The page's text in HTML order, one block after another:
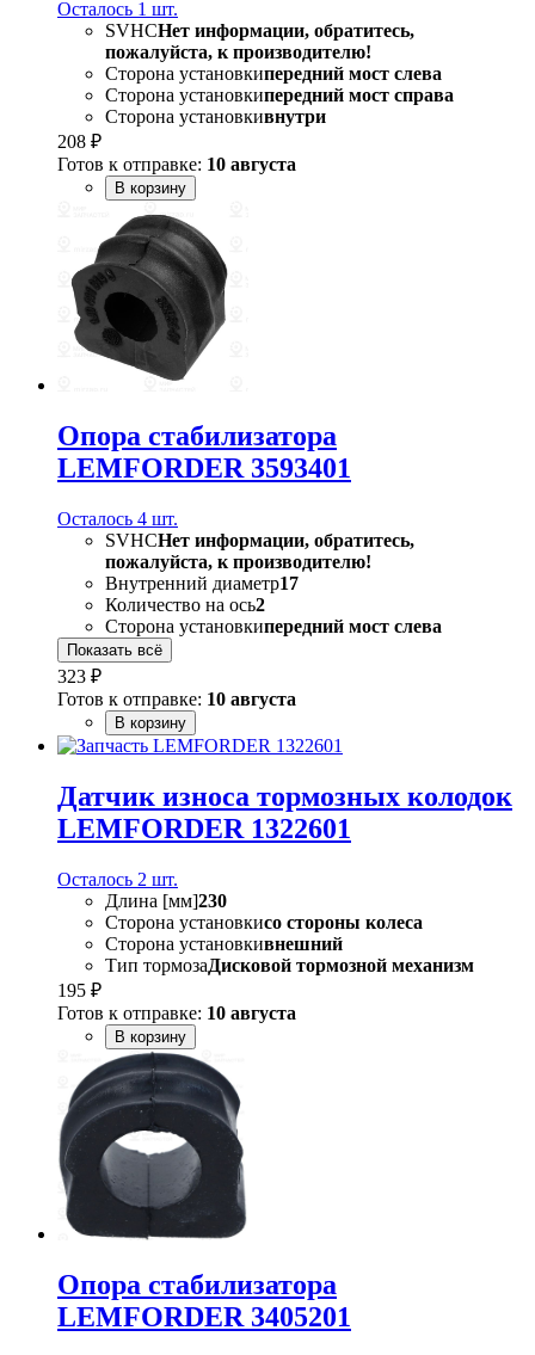
Осталось 1 шт.
SVHCНет информации, обратитесь,
пожалуйста, к производителю!
Сторона установкипередний мост слева
Сторона установкипередний мост справа
Сторона установкивнутри
208 ₽
Готов к отправке: 10 августа
В корзину
Опора стабилизатора
LEMFORDER 3593401
Осталось 4 шт.
SVHCНет информации, обратитесь,
пожалуйста, к производителю!
Внутренний диаметр17
Количество на ось2
Сторона установкипередний мост слева
Показать всё
323 ₽
Готов к отправке: 10 августа
В корзину
Датчик износа тормозных колодок
LEMFORDER 1322601
Осталось 2 шт.
Длина [мм]230
Сторона установкисо стороны колеса
Сторона установкивнешний
Тип тормозаДисковой тормозной механизм
195 ₽
Готов к отправке: 10 августа
В корзину
Опора стабилизатора
LEMFORDER 3405201